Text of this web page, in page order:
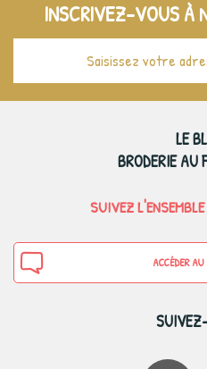
INSCRIVEZ-VOUS À
LE
BRODERIE AU
SUIVEZ
ACCÉDER AU